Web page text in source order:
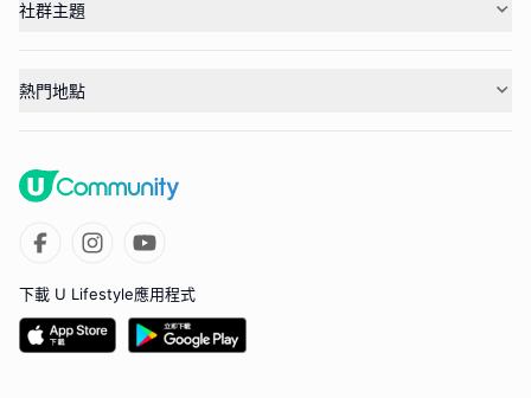
社群主題
熱門地點
下載 U Lifestyle應用程式